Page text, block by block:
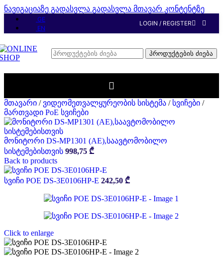
ნავიგაციაზე გადასვლა გადასვლა მთავარ კონტენტზე
GE
EN
LOGIN / REGISTER
პროდუქტების ძიება
მთავარი / ვიდეომეთვალყურეობის სისტემა / სვიჩები /
მართვადი PoE სვიჩები
მონიტორი DS-MP1301 (AE),საავტომობილო
სისტემებისთვის 998,75 ₾
Back to products
სვიჩი POE DS-3E0106HP-E 242,50 ₾
Click to enlarge